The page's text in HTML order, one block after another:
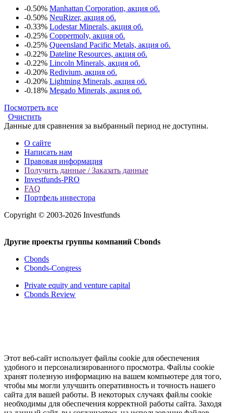
-0.50% Manhattan Corporation, акция об.
-0.50% NeuRizer, акция об.
-0.33% Lodestar Minerals, акция об.
-0.25% Coppermoly, акция об.
-0.25% Queensland Pacific Metals, акция об.
-0.22% Dateline Resources, акция об.
-0.22% Lincoln Minerals, акция об.
-0.20% Redivium, акция об.
-0.20% Lightning Minerals, акция об.
-0.18% Megado Minerals, акция об.
Посмотреть все
Очистить
Данные для сравнения за выбранный период не доступны.
О сайте
Написать нам
Правовая информация
Получить данные / Заказать данные
Investfunds-PRO
FAQ
Портфель инвестора
Copyright © 2003-2026 Investfunds
Другие проекты группы компаний Cbonds
Cbonds
Cbonds-Congress
Private equity and venture capital
Cbonds Review
Этот веб-сайт использует файлы cookie для обеспечения
удобного и персонализированного просмотра. Файлы cookie
хранят полезную информацию на вашем компьютере для того,
чтобы мы могли улучшить оперативность и точность нашего
сайта для вашей работы. В некоторых случаях файлы cookie
необходимы для обеспечения корректной работы сайта. Заходя